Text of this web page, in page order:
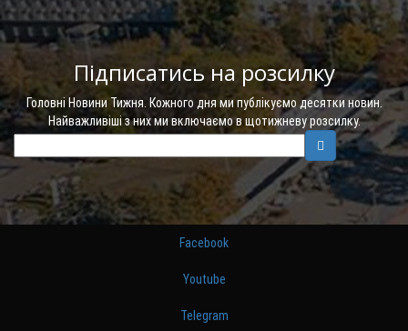
Підписатись на розсилку
Головні Новини Тижня. Кожного дня ми публікуємо десятки новин.
Найважливіші з них ми включаємо в щотижневу розсилку.
Facebook
Youtube
Telegram